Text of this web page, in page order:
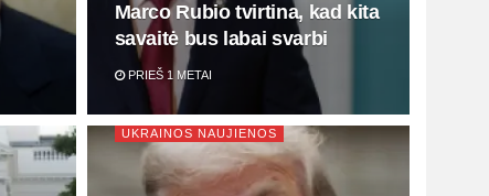
Marco Rubio tvirtina, kad kita
savaitė bus labai svarbi
PRIEŠ 1 METAI
UKRAINOS NAUJIENOS